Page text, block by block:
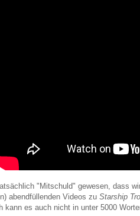
"Mitschuld" gewesen, dass
abendfüllenden Videos zu Starship
kann es auch nicht in unter 5000